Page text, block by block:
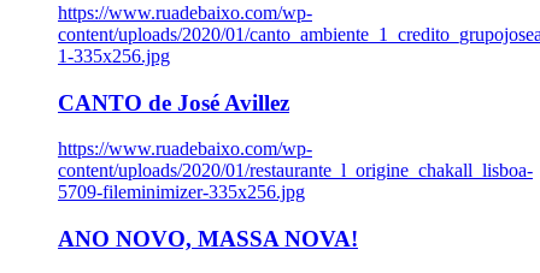
https://www.ruadebaixo.com/wp-
content/uploads/2020/01/
1-335x256.jpg
CANTO de José Avillez
https://www.ruadebaixo.com/wp-
content/uploads/2020/01/restaurante_l_origine_chakall_lisboa-
5709-fileminimizer-335x256.jpg
ANO NOVO, MASSA NOVA!